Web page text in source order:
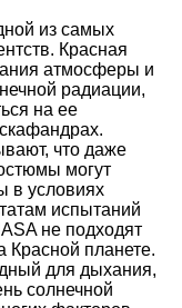
из самых
Красная
атмосферы и
радиации,
на ее
что даже
могут
в условиях
испытаний
не подходят
Красной планете.
для дыхания,
солнечной